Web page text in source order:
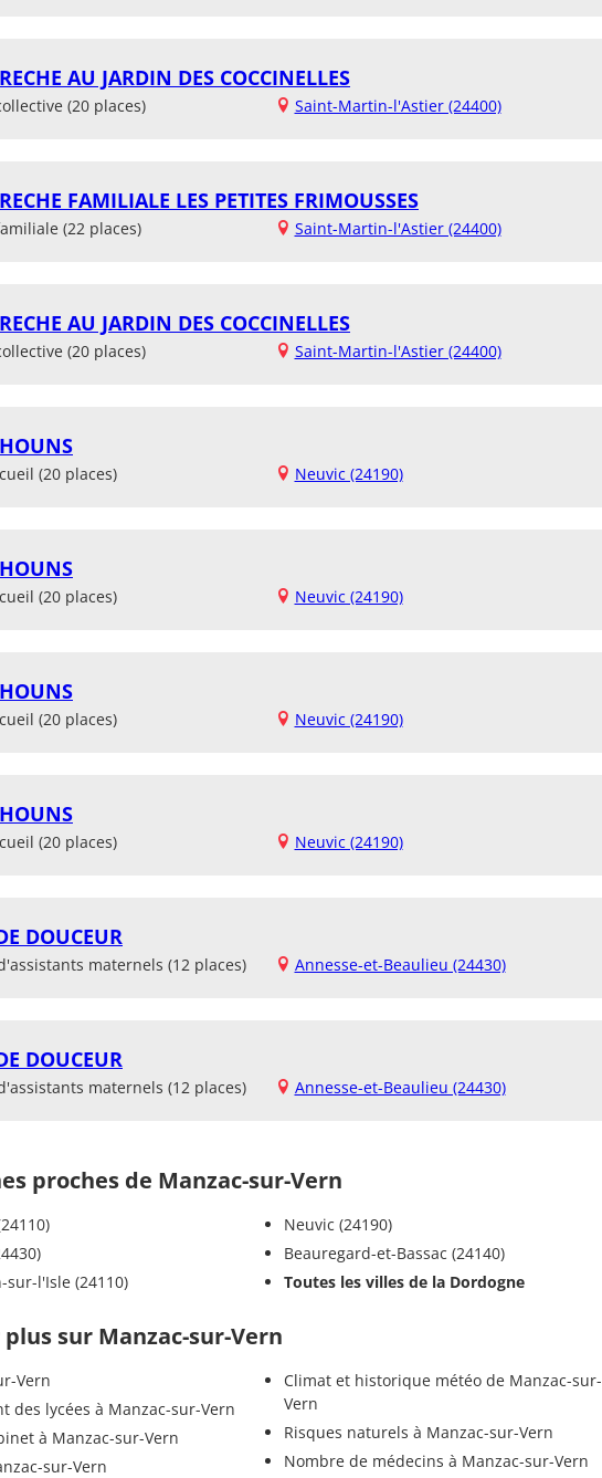
AU JARDIN DES COCCINELLES
(20 places) Saint-Martin-l'Astier (24400)
FAMILIALE LES PETITES FRIMOUSSES
(22 places) Saint-Martin-l'Astier (24400)
AU JARDIN DES COCCINELLES
(20 places) Saint-Martin-l'Astier (24400)
(20 places) Neuvic (24190)
(20 places) Neuvic (24190)
(20 places) Neuvic (24190)
(20 places) Neuvic (24190)
DOUCEUR
maternels (12 places) Annesse-et-Beaulieu (24430)
DOUCEUR
maternels (12 places) Annesse-et-Beaulieu (24430)
proches de Manzac-sur-Vern
sur-l'Isle (24110)
Neuvic (24190)
Beauregard-et-Bassac (24140)
Toutes les villes de la Dordogne
plus sur Manzac-sur-Vern
Vern
des lycées à Manzac-sur-Vern
à Manzac-sur-Vern
sur-Vern
Climat et historique météo de Manzac-sur-
Vern
Risques naturels à Manzac-sur-Vern
Nombre de médecins à Manzac-sur-Vern